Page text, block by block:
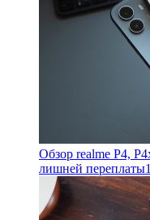
Обзор realme P4,
лишней переплаты